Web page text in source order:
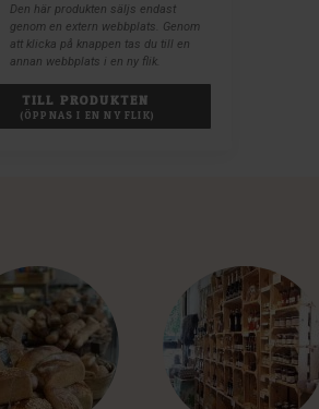
Den här produkten säljs endast
genom en extern webbplats. Genom
att klicka på knappen tas du till en
annan webbplats i en ny flik.
TILL PRODUKTEN
(ÖPPNAS I EN NY FLIK)